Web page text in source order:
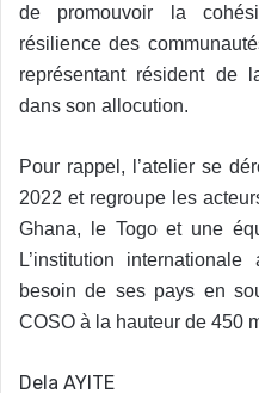
de promouvoir la
résilience des
représentant résident de
dans son allocution.
Pour rappel, l’atelier se
2022 et regroupe les
Ghana, le Togo et une
L’institution
besoin de ses pays en
COSO à la hauteur de 450
Dela AYITE